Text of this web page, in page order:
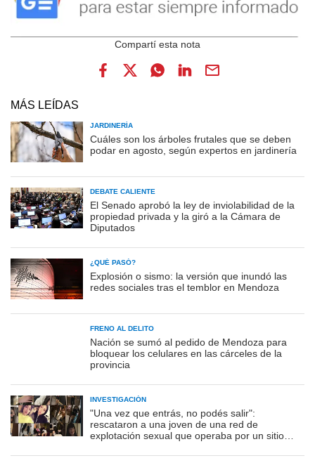
MÁS LEÍDAS
JARDINERÍA
Cuáles son los árboles frutales que se deben
podar en agosto, según expertos en jardinería
DEBATE CALIENTE
El Senado aprobó la ley de inviolabilidad de la
propiedad privada y la giró a la Cámara de
Diputados
¿QUÉ PASÓ?
Explosión o sismo: la versión que inundó las
redes sociales tras el temblor en Mendoza
FRENO AL DELITO
Nación se sumó al pedido de Mendoza para
bloquear los celulares en las cárceles de la
provincia
INVESTIGACIÓN
"Una vez que entrás, no podés salir":
rescataron a una joven de una red de
explotación sexual que operaba por un sitio